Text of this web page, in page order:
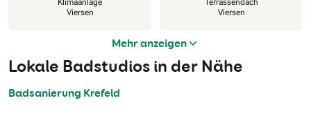
Klimaanlage
Viersen
Terrassendach
Viersen
Mehr anzeigen
Lokale Badstudios in der Nähe
Badsanierung Krefeld